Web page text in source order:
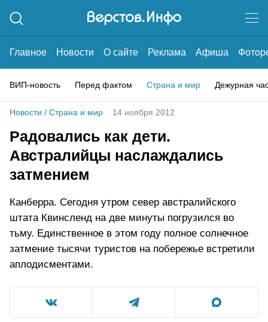
Главное Новости О сайте Реклама Афиша
ВИП-новость Перед фактом Страна и мир Дежурная
Новости / Страна и мир 14 ноября 2012
Радовались как дети.
Австралийцы наслаждались
затмением
Канберра. Сегодня утром север австралийского
штата Квинсленд на две минуты погрузился во
тьму. Единственное в этом году полное солнечное
затмение тысячи туристов на побережье встретили
аплодисментами.